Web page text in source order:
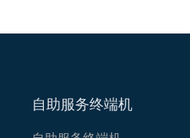
自助服务终端机